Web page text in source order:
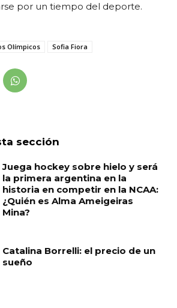
por un tiempo del deporte.
Olímpicos Sofia Fiora
sección
Juega hockey sobre hielo y será
la primera argentina en la
historia en competir en la NCAA:
¿Quién es Alma Ameigeiras
Mina?
Catalina Borrelli: el precio de un
sueño